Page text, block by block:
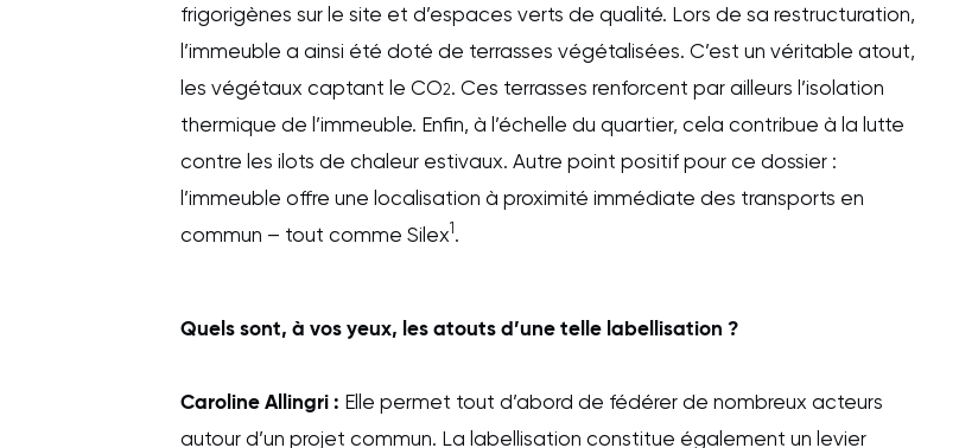
frigorigènes sur le site et d’espaces verts de qualité. Lors de sa restructuration,
l’immeuble a ainsi été doté de terrasses végétalisées. C’est un véritable atout,
les végétaux captant le CO2. Ces terrasses renforcent par ailleurs l’isolation
thermique de l’immeuble. Enfin, à l’échelle du quartier, cela contribue à la lutte
contre les ilots de chaleur estivaux. Autre point positif pour ce dossier :
l’immeuble offre une localisation à proximité immédiate des transports en
commun – tout comme Silex1 .
Quels sont, à vos yeux, les atouts d’une telle labellisation ?
Caroline Allingri: Elle permet tout d’abord de fédérer de nombreux acteurs
autour d’un projet commun. La labellisation constitue également un levier